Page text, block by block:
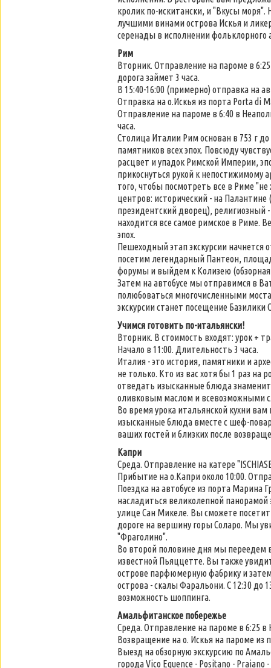
кролик по-искитански, и "Вкусы
лучшими винами острова Искья и
серенады в исполнении
Рим
Вторник. Отправление на пароме в
дорога займет 3 часа.
В 15:40-16:00 (примерно) отправка на
Отправка на о.Искья из порта Porta di
Отправление на пароме в 6:40 в
часа.
Столица Италии Рим основан в 753 г
памятников всех эпох. Повсюду
расцвет и упадок Римской Империи,
прикоснуться рукой к непостижимому
того, чтобы посмотреть все в Риме "не
центров: исторический - на
президентский дворец), религиозный
находится все самое римское в Риме.
эпох.
Пешеходный этап экскурсии
посетим легендарный Пантеон,
форумы и выйдем к Колизею
Затем на автобусе мы отправимся в
полюбоваться многочисленными
экскурсии станет посещение Базилики
Учимся готовить по-итальянски!
Вторник. В стоимость входят: урок +
Начало в 11:00. Длительность 3 часа.
Италия - это история, памятники и
не только. Кто из вас хотя бы 1 раз на
отведать изысканные блюда
оливковым маслом и всевозможными
Во время урока итальянской кухни
изысканные блюда вместе с шеф-
ваших гостей и близких после
Капри
Среда. Отправление на катере
Прибытие на о.Капри около 10:00.
Поездка на автобусе из порта
насладиться великолепной
улице Сан Микеле. Вы сможете
дороге на вершину горы Соларо. Мы
"Фраголино".
Во второй половине дня мы переедем
известной Пьяццетте. Вы также
острове парфюмерную фабрику и
острова - скалы Фаральони. С 12:30 до
возможность шоппинга.
Амальфитанское побережье
Среда. Отправление на пароме в 6:25 в
Возвращение на о. Искья на пароме из
Выезд на обзорную экскурсию по
города Vico Equence - Positano -